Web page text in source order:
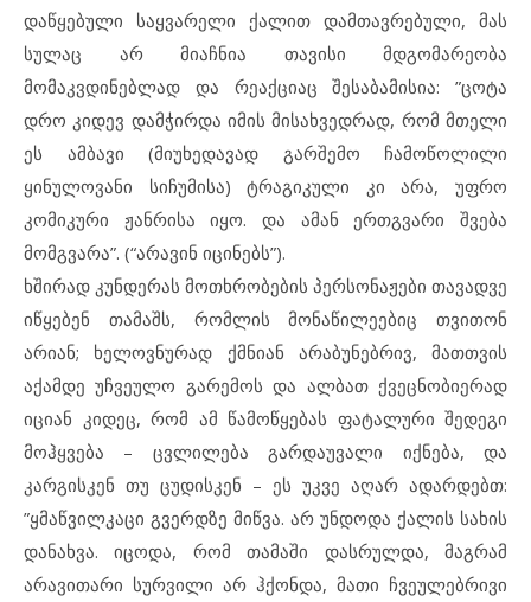
დაწყებული საყვარელი ქალით დამთავრებული, მას
სულაც არ მიაჩნია თავისი მდგომარეობა
მომაკვდინებლად და რეაქციაც შესაბამისია: ”ცოტა
დრო კიდევ დამჭირდა იმის მისახვედრად, რომ მთელი
ეს ამბავი (მიუხედავად გარშემო ჩამოწოლილი
ყინულოვანი სიჩუმისა) ტრაგიკული კი არა, უფრო
კომიკური ჟანრისა იყო. და ამან ერთგვარი შვება
მომგვარა”. (“არავინ იცინებს”).
ხშირად კუნდერას მოთხრობების პერსონაჟები თავადვე
იწყებენ თამაშს, რომლის მონაწილეებიც თვითონ
არიან; ხელოვნურად ქმნიან არაბუნებრივ, მათთვის
აქამდე უჩვეულო გარემოს და ალბათ ქვეცნობიერად
იციან კიდეც, რომ ამ წამოწყებას ფატალური შედეგი
მოჰყვება – ცვლილება გარდაუვალი იქნება, და
კარგისკენ თუ ცუდისკენ – ეს უკვე აღარ ადარდებთ:
”ყმაწვილკაცი გვერდზე მიწვა. არ უნდოდა ქალის სახის
დანახვა. იცოდა, რომ თამაში დასრულდა, მაგრამ
არავითარი სურვილი არ ჰქონდა, მათი ჩვეულებრივი